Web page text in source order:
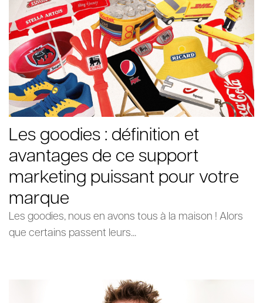
Les goodies : définition et
avantages de ce support
marketing puissant pour votre
marque
Les goodies, nous en avons tous à la maison ! Alors
que certains passent leurs...